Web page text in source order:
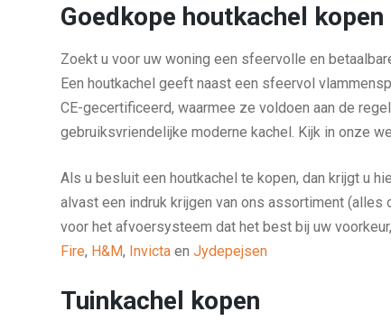
Goedkope houtkachel kopen
Zoekt u voor uw woning een sfeervolle en
Een houtkachel geeft naast een sfeervol
CE-gecertificeerd, waarmee ze voldoen aan de
gebruiksvriendelijke moderne kachel. Kijk in onze
Als u besluit een houtkachel te kopen, dan krijgt u
alvast een indruk krijgen van ons assortiment (alles
voor het afvoersysteem dat het best bij uw
Fire, H&M, Invicta en Jydepejsen
Tuinkachel kopen